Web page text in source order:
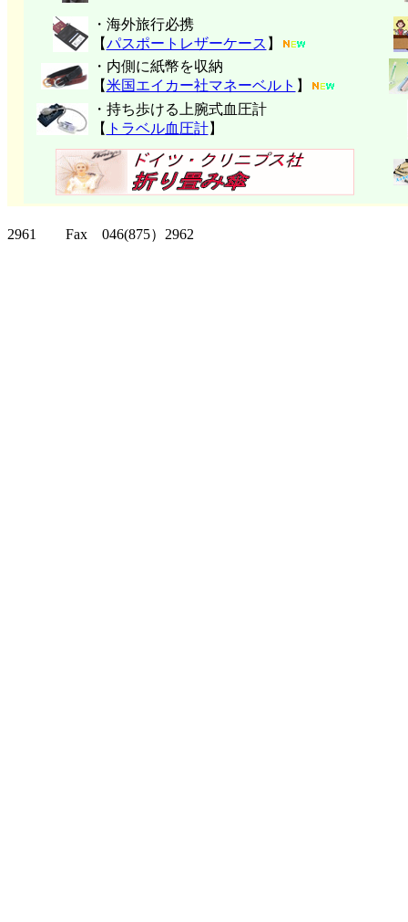
・海外旅行必携
【パスポートレザーケース 】
・内側に紙幣を収納
【米国エイカー社マネーベルト 】
・持ち歩ける上腕式血圧計
【 トラベル血圧計】
2961 Fax 046(875）2962